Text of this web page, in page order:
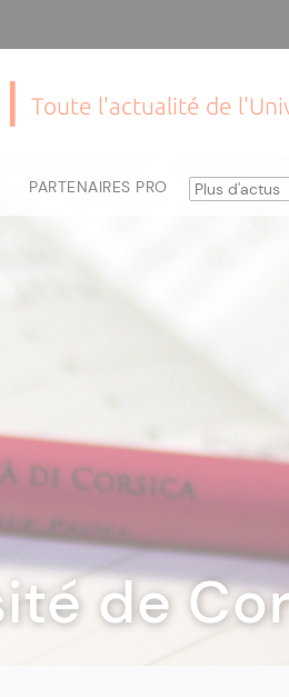
Toute l'actualité de
PARTENAIRES PRO
de